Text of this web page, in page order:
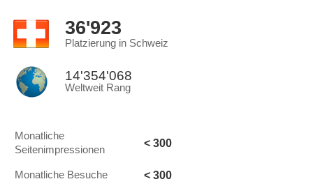
36'923
Platzierung in Schweiz
14'354'068
Weltweit Rang
Monatliche
Seitenimpressionen
< 300
Monatliche Besuche < 300